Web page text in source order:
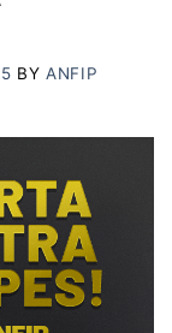
BY ANFIP